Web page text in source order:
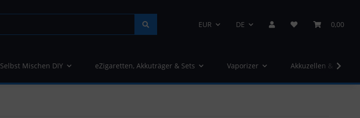
EUR DE 0,00
Selbst Mischen DIY eZigaretten, Akkuträger & Sets Vaporizer Akkuzellen &